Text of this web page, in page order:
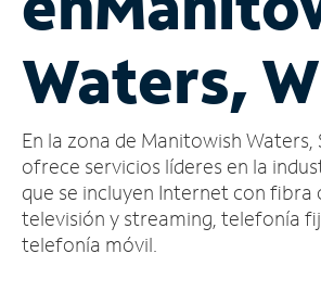
cuenta
Encuentra
tienda
Waters,
En la zona de Manitowish
ofrece servicios líderes en la
que se incluyen Internet con fibra
televisión y streaming, telefonía
telefonía móvil.